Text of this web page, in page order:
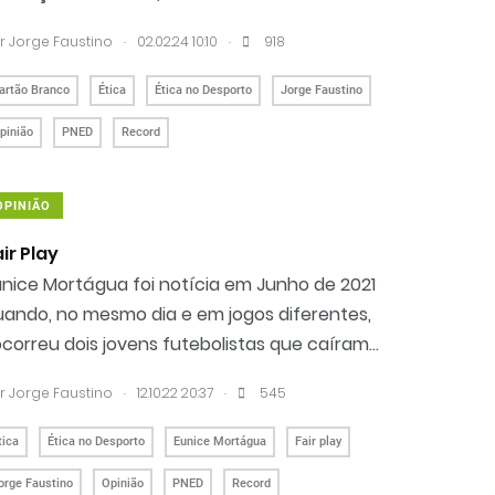
Jorge Faustino . 02.02.24 10:10 . 918
Branco Ética Ética no Desporto Jorge Faustino
PNED Record
Play
Mortágua foi notícia em Junho de 2021
no mesmo dia e em jogos diferentes,
dois jovens futebolistas que caíram...
Jorge Faustino . 12.10.22 20:37 . 545
Ética no Desporto Eunice Mortágua Fair play
Faustino Opinião PNED Record